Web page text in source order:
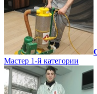
Мастер 1-й категории